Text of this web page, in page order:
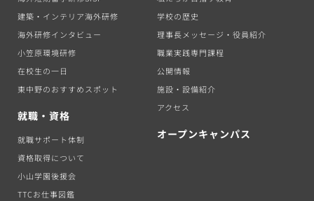
建築・インテリア海外研修
海外研修インタビュー
小笠原環境研修
在校生の一日
東中野のおすすめスポット
就職・資格
就職サポート体制
資格取得について
小山学園後援会
TTCお仕事図鑑
学校の歴史
理事長メッセージ・役員紹介
職業実践専門課程
公開情報
施設・設備紹介
アクセス
オープンキャンパス